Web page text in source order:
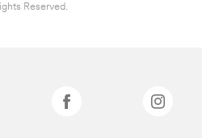
Reserved.